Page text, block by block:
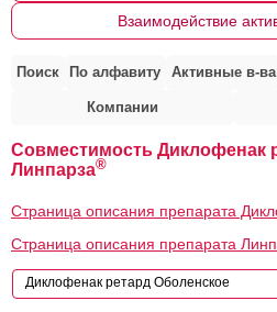
Взаимодействие
Поиск По алфавиту Активные в-ва
Компании
Совместимость Диклофенак
Линпарза®
Страница описания препарата
Страница описания препарата